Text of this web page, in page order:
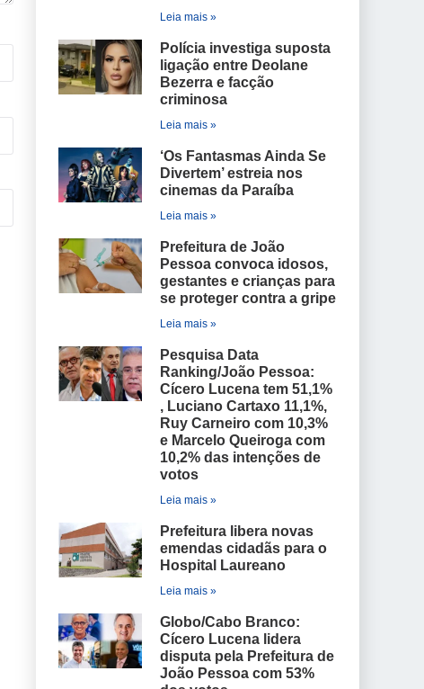
Leia mais »
Polícia investiga suposta
ligação entre Deolane
Bezerra e facção
criminosa
Leia mais »
‘Os Fantasmas Ainda Se
Divertem’ estreia nos
cinemas da Paraíba
Leia mais »
Prefeitura de João
Pessoa convoca idosos,
gestantes e crianças para
se proteger contra a gripe
Leia mais »
Pesquisa Data
Ranking/João Pessoa:
Cícero Lucena tem 51,1%
, Luciano Cartaxo 11,1%,
Ruy Carneiro com 10,3%
e Marcelo Queiroga com
10,2% das intenções de
votos
Leia mais »
Prefeitura libera novas
emendas cidadãs para o
Hospital Laureano
Leia mais »
Globo/Cabo Branco:
Cícero Lucena lidera
disputa pela Prefeitura de
João Pessoa com 53%